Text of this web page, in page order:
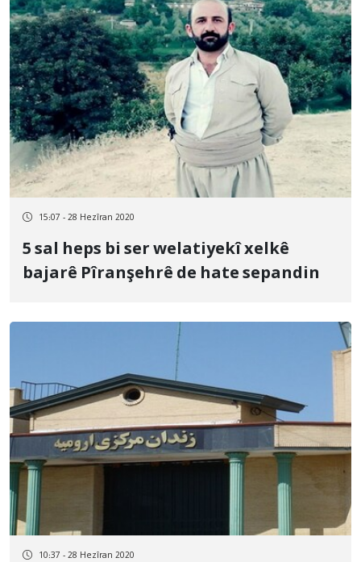
15:07 - 28 Hezîran 2020
5 sal heps bi ser welatiyekî xelkê
bajarê Pîranşehrê de hate sepandin
10:37 - 28 Hezîran 2020